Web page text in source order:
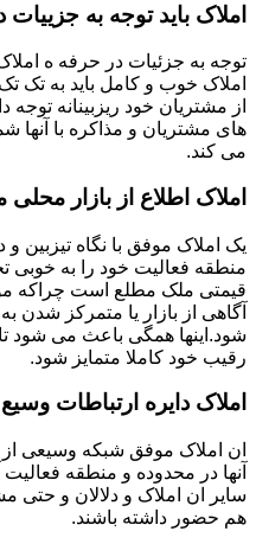
املاک باید توجه به
توجه به جزئیات در حرفه ه
املاک خوب و کامل باید به تک
از مشتریان خود ریزبینانه
های مشتریان و مذاکره با آنها
می کند.
املاک اطلاع از بازار
یک املاک موفق با نگاه تیزبین
منطقه فعالیت خود را به خوبی
قیمتی ملک مطلع است چراکه
آگاهی از بازار یا متمرکز
شود.اینها همگی باعث می شود
رقیب خود کاملا متمایز شود.
املاک دایره ارتباطات
ان املاک موفق شبکه وسیعی از
آنها در محدوده و منطقه
سایر ان املاک و دلالان و حتی
هم حضور داشته باشند.